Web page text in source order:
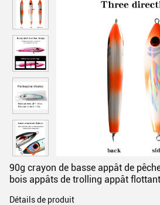
90g crayon de basse appât de
bois appâts de trolling appât flottant
Détails de produit